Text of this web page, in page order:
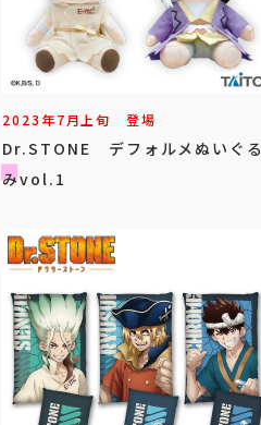
2023年7月上旬 登場
Dr.STONE デフォルメぬいぐる
みvol.1